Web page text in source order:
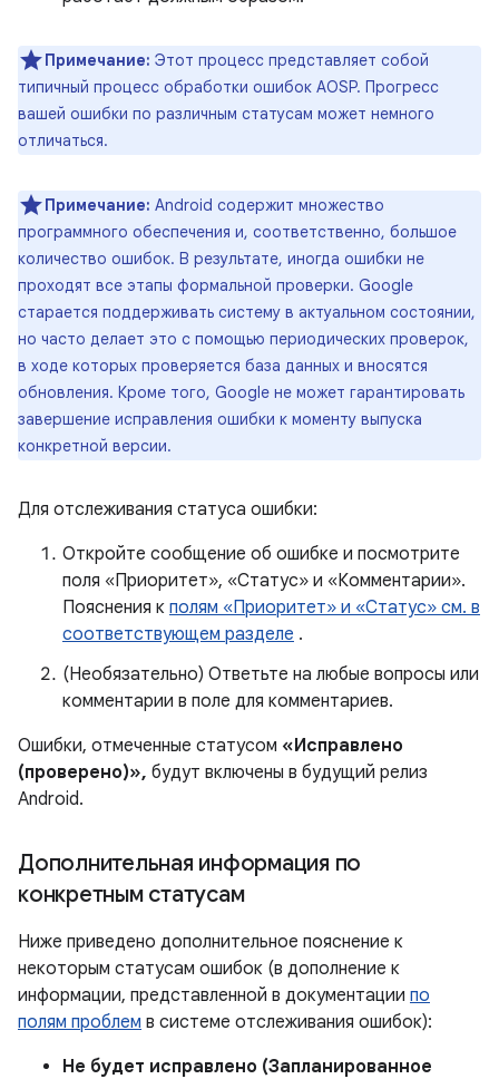
Примечание: Этот процесс представляет собой
типичный процесс обработки ошибок AOSP. Прогресс
вашей ошибки по различным статусам может немного
отличаться.
Примечание: Android содержит множество
программного обеспечения и, соответственно, большое
количество ошибок. В результате, иногда ошибки не
проходят все этапы формальной проверки. Google
старается поддерживать систему в актуальном состоянии,
но часто делает это с помощью периодических проверок,
в ходе которых проверяется база данных и вносятся
обновления. Кроме того, Google не может гарантировать
завершение исправления ошибки к моменту выпуска
конкретной версии.
Для отслеживания статуса ошибки:
Откройте сообщение об ошибке и посмотрите
поля «Приоритет», «Статус» и «Комментарии».
Пояснения к полям «Приоритет» и «Статус» см. в
соответствующем разделе .
(Необязательно) Ответьте на любые вопросы или
комментарии в поле для комментариев.
Ошибки, отмеченные статусом «Исправлено
(проверено)», будут включены в будущий релиз
Android.
Дополнительная информация по
конкретным статусам
Ниже приведено дополнительное пояснение к
некоторым статусам ошибок (в дополнение к
информации, представленной в документации по
полям проблем в системе отслеживания ошибок):
Не будет исправлено (Запланированное